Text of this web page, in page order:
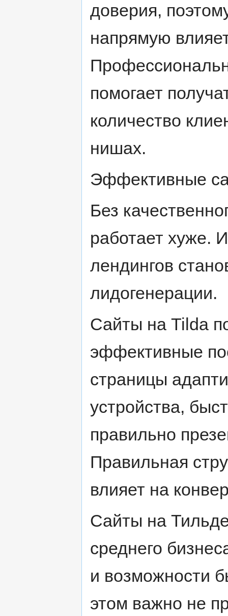
доверия,
напрямую
помогает
количество
нишах.
Эффективные
Без
работает хуже.
лендингов
лидогенерации.
Сайты на Tilda
эффективные
страницы
устройства,
правильно
Правильная
влияет на
Сайты на
среднего
и возможности
этом важно не